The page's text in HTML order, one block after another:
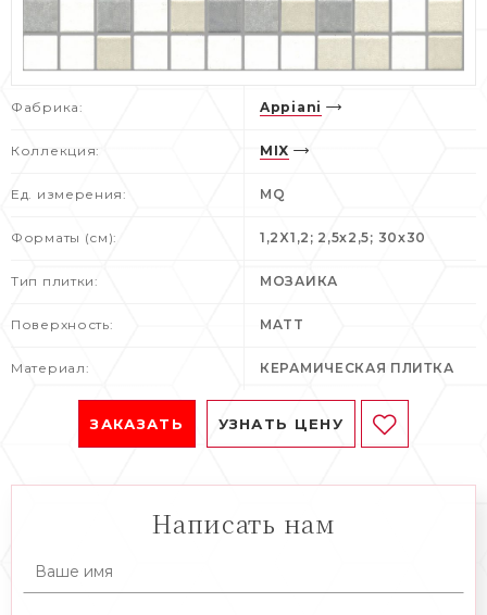
Фабрика: Appiani
Коллекция: MIX
Ед. измерения: MQ
Форматы (см): 1,2X1,2; 2,5x2,5; 30x30
Тип плитки: МОЗАИКА
Поверхность: MATT
Материал: КЕРАМИЧЕСКАЯ ПЛИТКА
ЗАКАЗАТЬ УЗНАТЬ ЦЕНУ
Написать нам